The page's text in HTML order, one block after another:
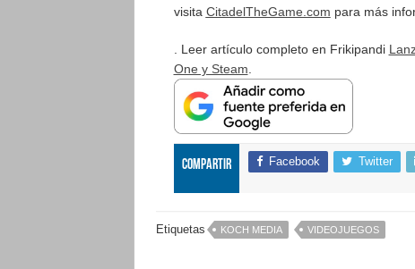
visita CitadelTheGame.com para más
. Leer artículo completo en Frikipandi
One y Steam
Compartir Facebook Twitter
Etiquetas KOCH MEDIA VIDEOJUEGOS